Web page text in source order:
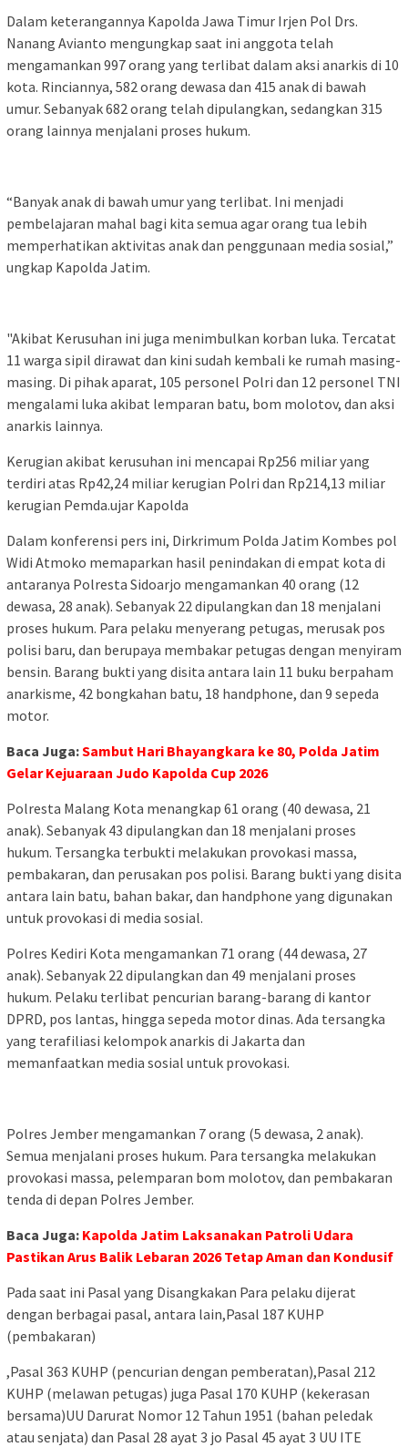
Dalam keterangannya Kapolda Jawa Timur Irjen Pol Drs.
Nanang Avianto mengungkap saat ini anggota telah
mengamankan 997 orang yang terlibat dalam aksi anarkis di 10
kota. Rinciannya, 582 orang dewasa dan 415 anak di bawah
umur. Sebanyak 682 orang telah dipulangkan, sedangkan 315
orang lainnya menjalani proses hukum.
“Banyak anak di bawah umur yang terlibat. Ini menjadi
pembelajaran mahal bagi kita semua agar orang tua lebih
memperhatikan aktivitas anak dan penggunaan media sosial,”
ungkap Kapolda Jatim.
"Akibat Kerusuhan ini juga menimbulkan korban luka. Tercatat
11 warga sipil dirawat dan kini sudah kembali ke rumah masing-
masing. Di pihak aparat, 105 personel Polri dan 12 personel TNI
mengalami luka akibat lemparan batu, bom molotov, dan aksi
anarkis lainnya.
Kerugian akibat kerusuhan ini mencapai Rp256 miliar yang
terdiri atas Rp42,24 miliar kerugian Polri dan Rp214,13 miliar
kerugian Pemda.ujar Kapolda
Dalam konferensi pers ini, Dirkrimum Polda Jatim Kombes pol
Widi Atmoko memaparkan hasil penindakan di empat kota di
antaranya Polresta Sidoarjo mengamankan 40 orang (12
dewasa, 28 anak). Sebanyak 22 dipulangkan dan 18 menjalani
proses hukum. Para pelaku menyerang petugas, merusak pos
polisi baru, dan berupaya membakar petugas dengan menyiram
bensin. Barang bukti yang disita antara lain 11 buku berpaham
anarkisme, 42 bongkahan batu, 18 handphone, dan 9 sepeda
motor.
Baca Juga:Sambut Hari Bhayangkara ke 80, Polda Jatim
Gelar Kejuaraan Judo Kapolda Cup 2026
Polresta Malang Kota menangkap 61 orang (40 dewasa, 21
anak). Sebanyak 43 dipulangkan dan 18 menjalani proses
hukum. Tersangka terbukti melakukan provokasi massa,
pembakaran, dan perusakan pos polisi. Barang bukti yang disita
antara lain batu, bahan bakar, dan handphone yang digunakan
untuk provokasi di media sosial.
Polres Kediri Kota mengamankan 71 orang (44 dewasa, 27
anak). Sebanyak 22 dipulangkan dan 49 menjalani proses
hukum. Pelaku terlibat pencurian barang-barang di kantor
DPRD, pos lantas, hingga sepeda motor dinas. Ada tersangka
yang terafiliasi kelompok anarkis di Jakarta dan
memanfaatkan media sosial untuk provokasi.
Polres Jember mengamankan 7 orang (5 dewasa, 2 anak).
Semua menjalani proses hukum. Para tersangka melakukan
provokasi massa, pelemparan bom molotov, dan pembakaran
tenda di depan Polres Jember.
Baca Juga: Kapolda Jatim Laksanakan Patroli Udara
Pastikan Arus Balik Lebaran 2026 Tetap Aman dan Kondusif
Pada saat ini Pasal yang Disangkakan Para pelaku dijerat
dengan berbagai pasal, antara lain,Pasal 187 KUHP
(pembakaran)
,Pasal 363 KUHP (pencurian dengan pemberatan),Pasal 212
KUHP (melawan petugas) juga Pasal 170 KUHP (kekerasan
bersama)UU Darurat Nomor 12 Tahun 1951 (bahan peledak
atau senjata) dan Pasal 28 ayat 3 jo Pasal 45 ayat 3 UU ITE